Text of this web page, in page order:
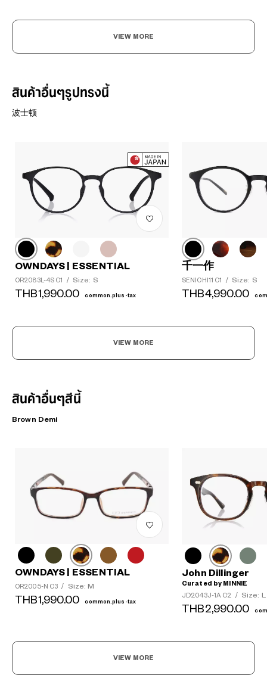
VIEW MORE
สินค้าอื่นๆรูปทรงนี้
波士顿
OWNDAYS | ESSENTIAL
OR2083L-4S C1 / Size: S
THB1,990.00 common.plus-tax
千一作
SENICHI11 C1 / Size: S
THB4,990.00
VIEW MORE
สินค้าอื่นๆสีนี้
Brown Demi
OWNDAYS | ESSENTIAL
OR2005-N C3 / Size: M
THB1,990.00 common.plus-tax
John Dillinger
Curated by MINNIE
JD2043J-1A C2
/ Size: L
THB2,990.00
VIEW MORE